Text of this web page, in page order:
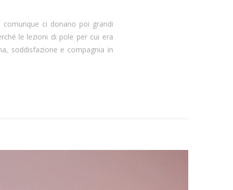
ci donano poi grandi
le lezioni di pole per cui era
soddisfazione e compagnia in